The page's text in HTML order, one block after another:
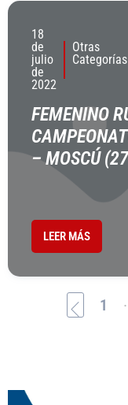
18
de
julio
de
2022
Otras
Categorías
FEMENINO
– MOSCÚ
LEER MÁS
1